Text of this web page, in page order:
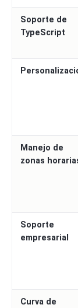
Soporte de
TypeScript
Manejo de
zonas
Soporte
empresarial
Curva de